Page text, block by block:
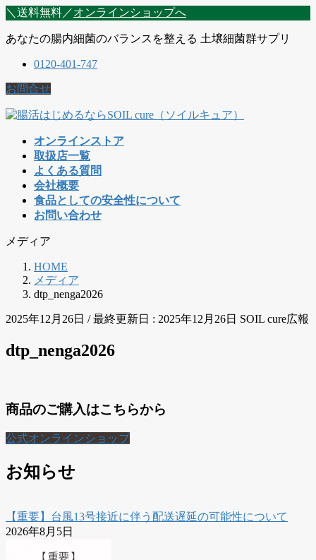
コ
テ
に
動
ナ
ゲ
ョ
に
＼送料無料／オンラインショップへ
あなたの腸内細菌のバランスを整える 土壌細菌群サプリ
0120-401-747
お問合せ
オンラインストア
取扱店一覧
よくある質問
会社概要
食品としての安全性について
お問い合わせ
メディア
HOME
メディア
dtp_nenga2026
2025年12月26日 / 最終更新日 : 2025年12月26日 SOIL cure広報
dtp_nenga2026
商品のご購入はこちらから
公式オンラインショップ
お知らせ
【重要】台風13号接近に伴う配送遅延の可能性について
2026年8月5日